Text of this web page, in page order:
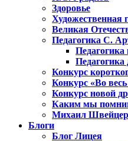
Здоровье
Художественная
Великая
Педагогика С.
Педагогика
Конкурс
Конкурс «Во весь
Конкурс новой
Каким мы
Михаил Швейцер
Блоги
Блог Лицея